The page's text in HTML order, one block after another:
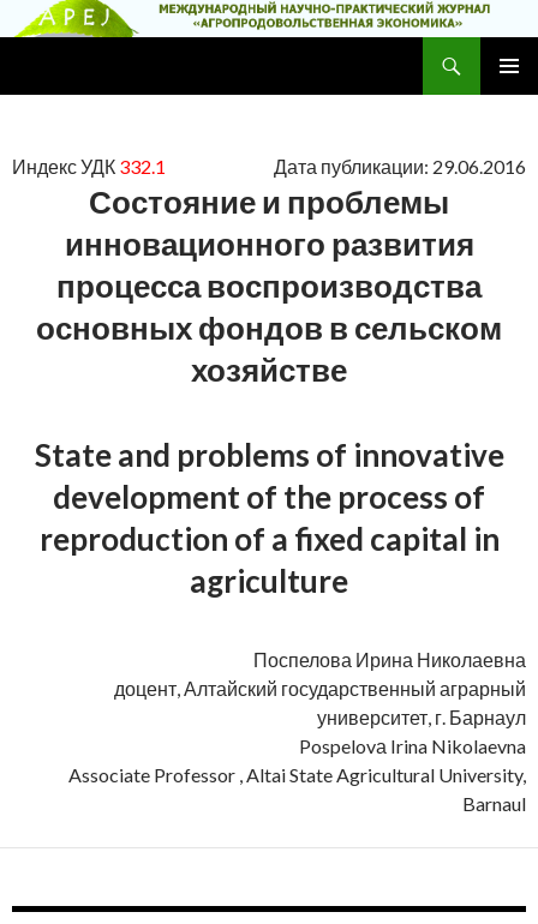
Индекс УДК 332.1 Дата публикации: 29.06.2016
Состояние и проблемы
инновационного развития
процесса воспроизводства
основных фондов в сельском
хозяйстве
State and problems of innovative
development of the process of
reproduction of a fixed capital in
agriculture
Поспелова Ирина Николаевна
доцент, Алтайский государственный аграрный
университет, г. Барнаул
Pospelovа Irina Nikolaevna
Associate Professor , Altai State Agricultural University,
Barnaul